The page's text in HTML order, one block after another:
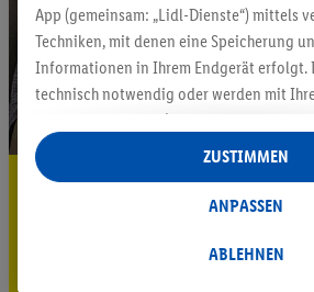
5.95 € Versand
App (gemeinsam: „Lidl-Dienste“) mittels
Techniken, mit denen eine Speicherung
Informationen in Ihrem Endgerät erfolgt.
technisch notwendig oder werden mit
auch durch Partner (u.a.
Verantwortliche; im Zusammenhang mit
insgesamt
Statistik-Erstellung oder für
Datenverarbeitungen für personalisierte
ABLEHNEN
ANPASSEN
ZUSTIMMEN